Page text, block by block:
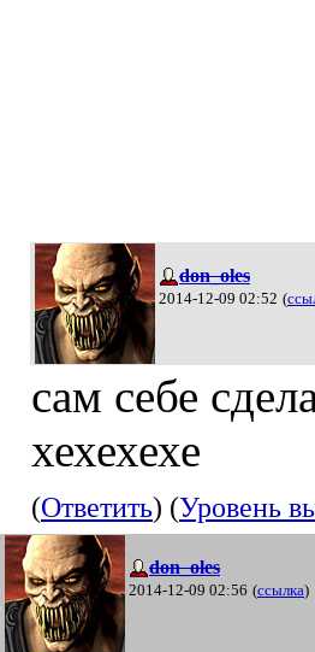
don_oles
2014-12-09 02:52 (
сам себе
хехехехе
(Ответить) (Уровень
don_oles
2014-12-09 02:56 (ссылка)